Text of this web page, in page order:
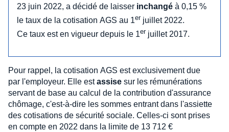
23 juin 2022, a décidé de laisser inchangé à 0,15 %
le taux de la cotisation AGS au 1er juillet 2022.
Ce taux est en vigueur depuis le 1er juillet 2017.
Pour rappel, la cotisation AGS est exclusivement due
par l'employeur. Elle estassise sur les rémunérations
servant de base au calcul de la contribution d'assurance
chômage, c'est-à-dire les sommes entrant dans l'assiette
des cotisations de sécurité sociale. Celles-ci sont prises
en compte en 2022 dans la limite de 13 712 €